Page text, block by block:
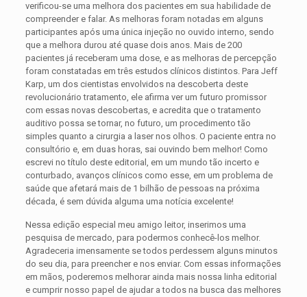
verificou-se uma melhora dos pacientes em sua habilidade de
compreender e falar. As melhoras foram notadas em alguns
participantes após uma única injeção no ouvido interno, sendo
que a melhora durou até quase dois anos. Mais de 200
pacientes já receberam uma dose, e as melhoras de percepção
foram constatadas em três estudos clínicos distintos. Para Jeff
Karp, um dos cientistas envolvidos na descoberta deste
revolucionário tratamento, ele afirma ver um futuro promissor
com essas novas descobertas, e acredita que o tratamento
auditivo possa se tornar, no futuro, um procedimento tão
simples quanto a cirurgia a laser nos olhos. O paciente entra no
consultório e, em duas horas, sai ouvindo bem melhor! Como
escrevi no título deste editorial, em um mundo tão incerto e
conturbado, avanços clínicos como esse, em um problema de
saúde que afetará mais de 1 bilhão de pessoas na próxima
década, é sem dúvida alguma uma notícia excelente!
Nessa edição especial meu amigo leitor, inserimos uma
pesquisa de mercado, para podermos conhecê-los melhor.
Agradeceria imensamente se todos perdessem alguns minutos
do seu dia, para preencher e nos enviar. Com essas informações
em mãos, poderemos melhorar ainda mais nossa linha editorial
e cumprir nosso papel de ajudar a todos na busca das melhores